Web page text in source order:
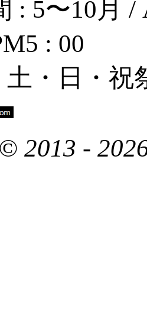
: 5〜10月
: 00
土・日・祝
2013 -